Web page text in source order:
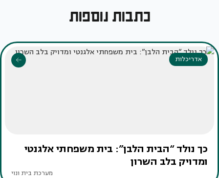
כתבות נוספות
אדריכלות
כך נולד “הבית הלבן”: בית משפחתי אלגנטי
ומדויק בלב השרון
מערכת בית ונוי